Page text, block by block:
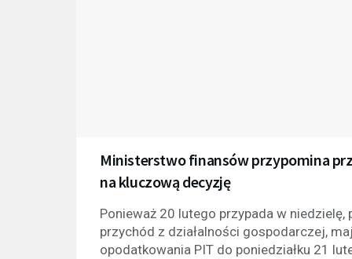
Ministerstwo finansów przypomina
na kluczową decyzję
Ponieważ 20 lutego przypada w
przychód z działalności gospodarczej,
opodatkowania PIT do poniedziałku 21